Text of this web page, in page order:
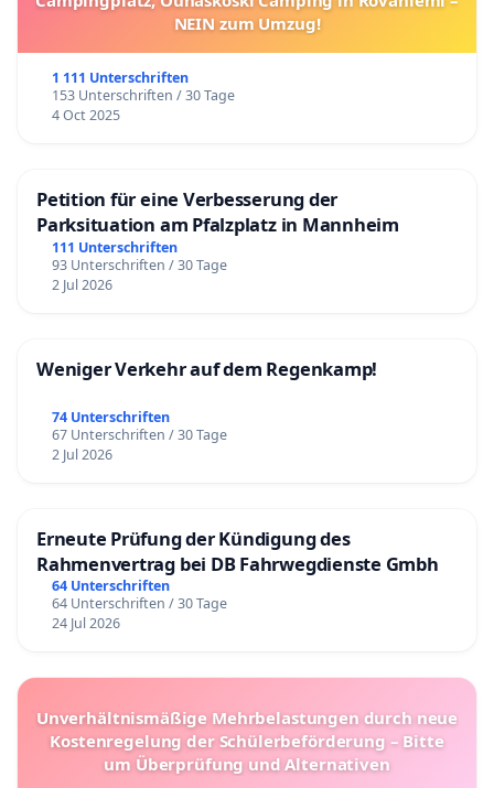
NEIN zum Umzug!
1 111 Unterschriften
153 Unterschriften / 30 Tage
4 Oct 2025
Petition für eine Verbesserung der
Parksituation am Pfalzplatz in Mannheim
111 Unterschriften
93 Unterschriften / 30 Tage
2 Jul 2026
Weniger Verkehr auf dem Regenkamp!
74 Unterschriften
67 Unterschriften / 30 Tage
2 Jul 2026
Erneute Prüfung der Kündigung des
Rahmenvertrag bei DB Fahrwegdienste Gmbh
64 Unterschriften
64 Unterschriften / 30 Tage
24 Jul 2026
Unverhältnismäßige Mehrbelastungen durch neue
Kostenregelung der Schülerbeförderung – Bitte
um Überprüfung und Alternativen